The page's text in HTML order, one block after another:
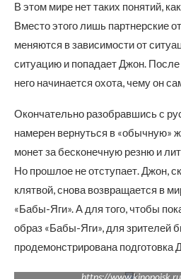
В этом мире нет таких понятий,
Вместо этого лишь партнерские
меняются в зависимости от
ситуацию и попадает Джон.
него начинается охота, чему он
Окончательно разобравшись с
намерен вернуться в «обычную»
монет за бесконечную резню и
Но прошлое не отступает. Джон,
клятвой, снова возвращается в
«Бабы-Яги». А для того, чтобы
образ «Бабы-Яги», для зрителей
продемонстрирована подготовка
https://www.kinopoisk.ru